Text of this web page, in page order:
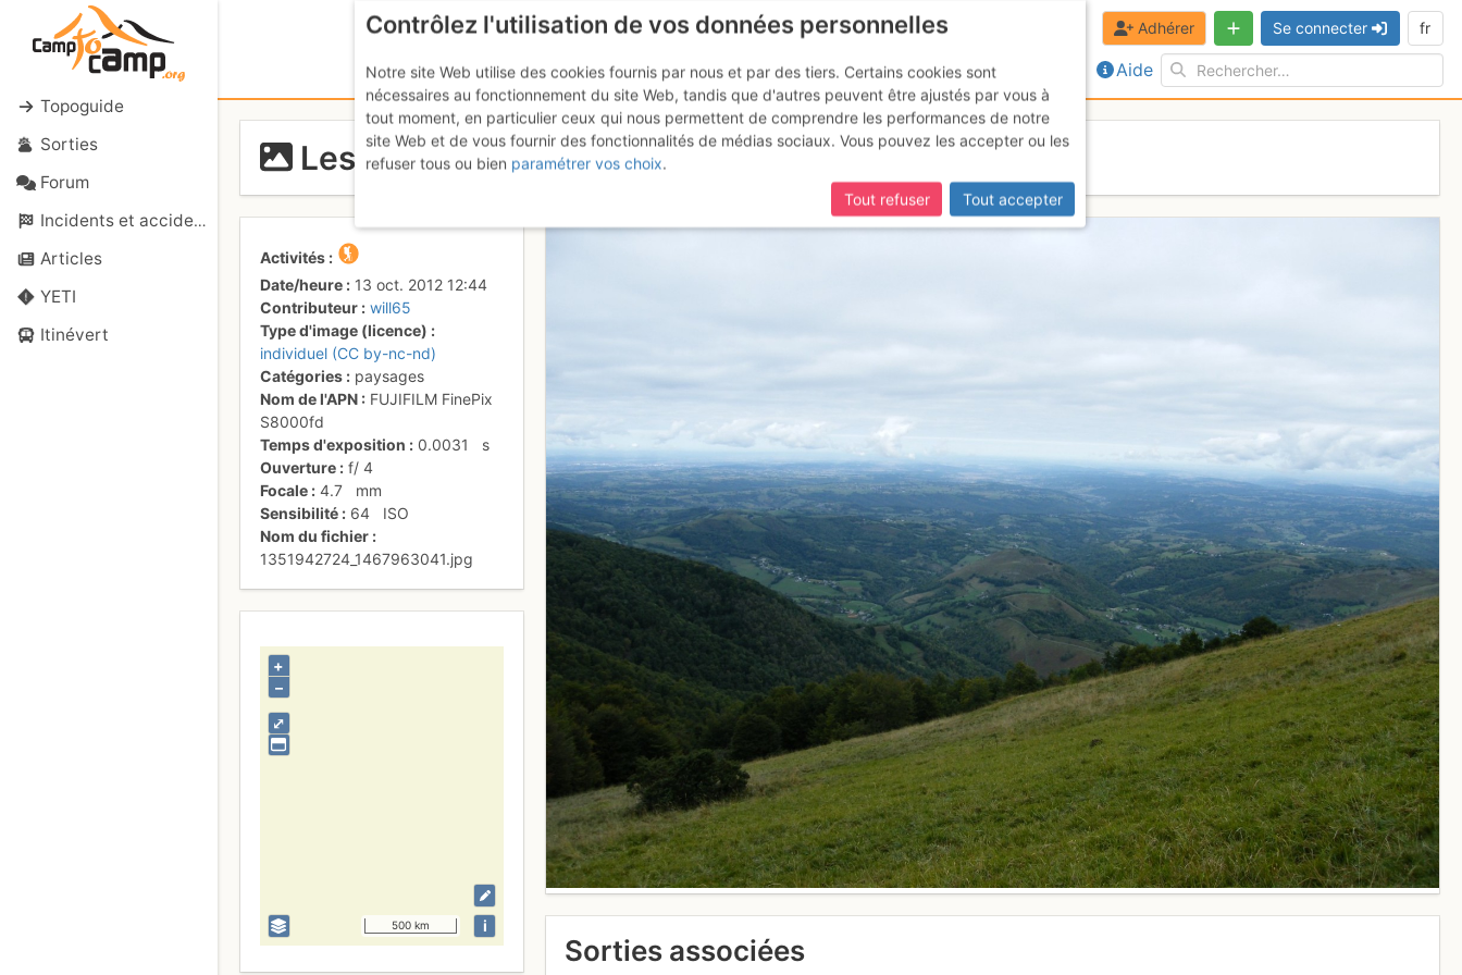
Topoguide
Sorties
Forum
Incidents et accidents
Articles
YETI
Itinévert
Aide
Adhérer Se connecter fr
Les Baronnies
Activités
Date/heure
13 oct. 2012 12:44
Contributeur
will65
Type d'image (licence)
individuel (CC by-nc-nd)
Catégories
paysages
Nom de l'APN
FUJIFILM FinePix
S8000fd
Temps d'exposition
0.0031
s
Ouverture
f/4
Focale
4.7
mm
Sensibilité
64
ISO
Nom du fichier
1351942724_1467963041.jpg
⤢
+
–
500 km i
Sorties associées
Contrôlez l'utilisation de vos données personnelles
Notre site Web utilise des cookies fournis par nous et par des tiers. Certains cookies sont
nécessaires au fonctionnement du site Web, tandis que d'autres peuvent être ajustés par vous à
tout moment, en particulier ceux qui nous permettent de comprendre les performances de notre
site Web et de vous fournir des fonctionnalités de médias sociaux. Vous pouvez les accepter ou les
refuser tous ou bien paramétrer vos choix.
Tout refuser
Tout accepter